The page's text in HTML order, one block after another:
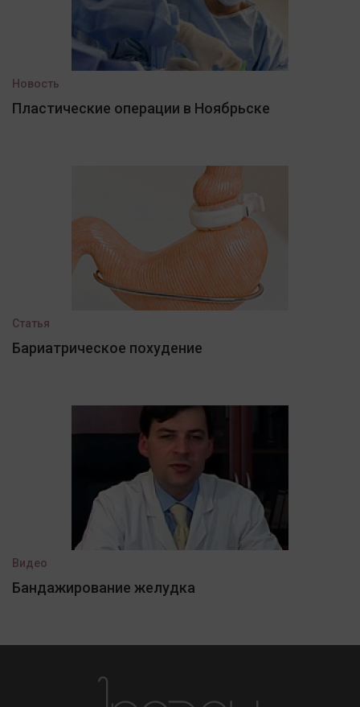
Новость
Пластические операции в Ноябрьске
Статья
Бариатрическое похудение
Видео
Бандажирование желудка